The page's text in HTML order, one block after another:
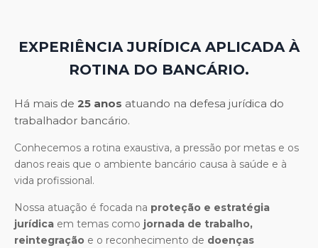
EXPERIÊNCIA JURÍDICA APLICADA À
ROTINA DO BANCÁRIO.
Há mais de 25 anos atuando na defesa jurídica do
trabalhador bancário.
Conhecemos a rotina exaustiva, a pressão por metas e os
danos reais que o ambiente bancário causa à saúde e à
vida profissional.
Nossa atuação é focada na proteção e estratégia
jurídica em temas como jornada de trabalho,
reintegração e o reconhecimento de doenças